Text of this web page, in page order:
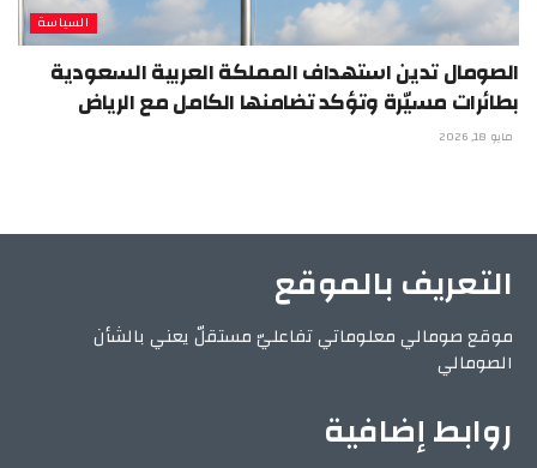
السياسة
الصومال تدين استهداف المملكة العربية السعودية
بطائرات مسيّرة وتؤكد تضامنها الكامل مع الرياض
مايو 18, 2026
التعريف بالموقع
موقع صومالي معلوماتي تفاعليّ مستقلّ يعني بالشأن
الصومالي
روابط إضافية